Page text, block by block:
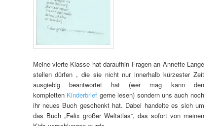
Meine vierte Klasse hat daraufhin Fragen an Annette Lange
stellen dürfen , die sie nicht nur innerhalb kürzester Zeit
ausgiebig beantwortet hat (wer mag kann den
kompletten Kinderbrief gerne lesen) sondern uns auch noch
ihr neues Buch geschenkt hat. Dabei handelte es sich um
das Buch „Felix großer Weltatlas“, das sofort von meinen